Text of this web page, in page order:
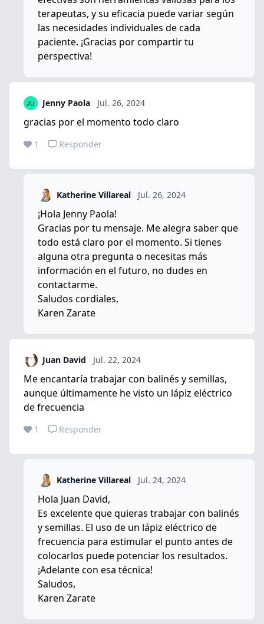
terapeutas, y su eficacia puede variar según
las necesidades individuales de cada
paciente. ¡Gracias por compartir tu
perspectiva!
Jenny Paola Jul. 26, 2024
gracias por el momento todo claro
1 Responder
Katherine Villareal Jul. 26, 2024
¡Hola Jenny Paola!
Gracias por tu mensaje. Me alegra saber que
todo está claro por el momento. Si tienes
alguna otra pregunta o necesitas más
información en el futuro, no dudes en
contactarme.
Saludos cordiales,
Karen Zarate
Juan David Jul. 22, 2024
Me encantaría trabajar con balinés y semillas,
aunque últimamente he visto un lápiz eléctrico
de frecuencia
1 Responder
Katherine Villareal Jul. 24, 2024
Hola Juan David,
Es excelente que quieras trabajar con balinés
y semillas. El uso de un lápiz eléctrico de
frecuencia para estimular el punto antes de
colocarlos puede potenciar los resultados.
¡Adelante con esa técnica!
Saludos,
Karen Zarate